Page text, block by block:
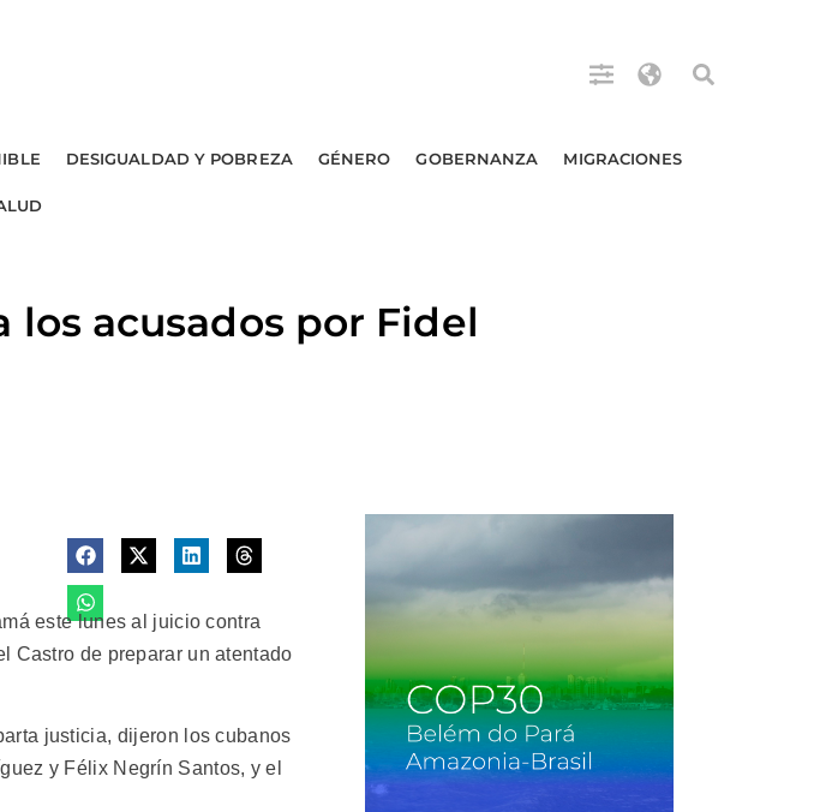
DESIGUALDAD Y POBREZA GÉNERO GOBERNANZA MIGRACIONES
los acusados por Fidel
este lunes al juicio contra
Castro de preparar un atentado
justicia, dijeron los cubanos
y Félix Negrín Santos, y el